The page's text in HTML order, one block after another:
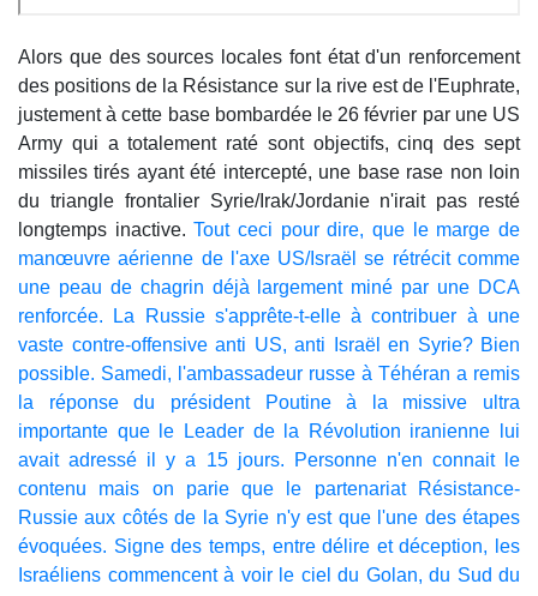
Alors que des sources locales font état d'un renforcement
des positions de la Résistance sur la rive est de l'Euphrate,
justement à cette base bombardée le 26 février par une US
Army qui a totalement raté sont objectifs, cinq des sept
missiles tirés ayant été intercepté, une base rase non loin
du triangle frontalier Syrie/Irak/Jordanie n'irait pas resté
longtemps inactive.Tout ceci pour dire, que le marge de
manœuvre aérienne de l'axe US/Israël se rétrécit comme
une peau de chagrin déjà largement miné par une DCA
renforcée. La Russie s'apprête-t-elle à contribuer à une
vaste contre-offensive anti US, anti Israël en Syrie? Bien
possible. Samedi, l'ambassadeur russe à Téhéran a remis
la réponse du président Poutine à la missive ultra
importante que le Leader de la Révolution iranienne lui
avait adressé il y a 15 jours. Personne n'en connait le
contenu mais on parie que le partenariat Résistance-
Russie aux côtés de la Syrie n'y est que l'une des étapes
évoquées. Signe des temps, entre délire et déception, les
Israéliens commencent à voir le ciel du Golan, du Sud du